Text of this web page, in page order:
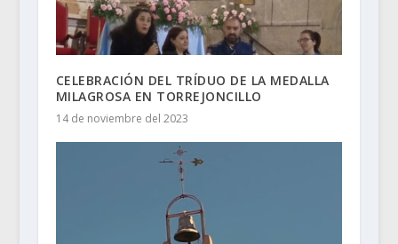
CELEBRACIÓN DEL TRÍDUO DE LA MEDALLA
MILAGROSA EN TORREJONCILLO
14 de noviembre del 2023